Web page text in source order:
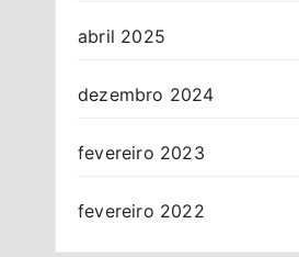
abril 2025
dezembro 2024
fevereiro 2023
fevereiro 2022